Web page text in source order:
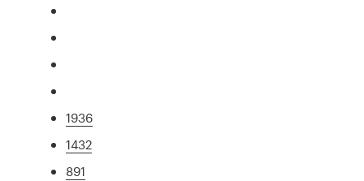
1936
1432
891